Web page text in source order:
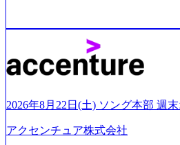
s/20240925162633_7242d0de-3e54-
0x644.webp レバレジーズ株式会社
kerdeck.com/leverages/leverages-hui-
cai-yong-xiang-ke) 「働く人」「事
ー」など、レバレジーズのリアル
「外国人留学生等受入環境整備事
s://prtimes.jp/main/html/rd/p/
ジーズ、モチベーション管理シス
2026年8月22日(土) ソング本部 週
アクセンチュア株式会社